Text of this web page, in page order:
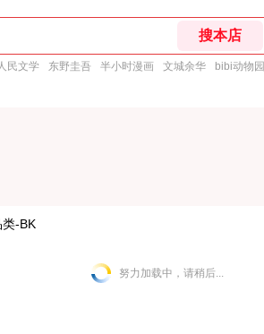
民文学 东野圭吾 半小时漫画 文城余华 bibi动物园
-BK
努力加载中，请稍后...